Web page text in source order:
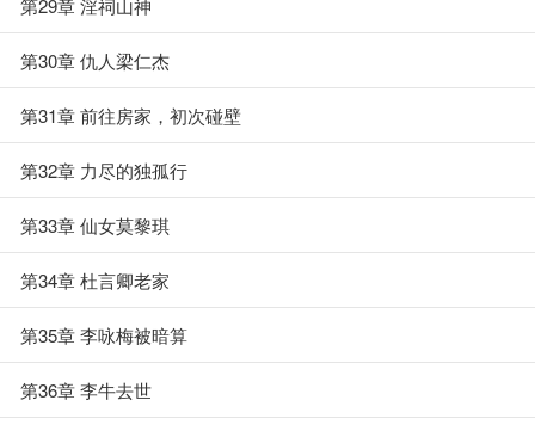
第29章 淫祠山神
第30章 仇人梁仁杰
第31章 前往房家，初次碰壁
第32章 力尽的独孤行
第33章 仙女莫黎琪
第34章 杜言卿老家
第35章 李咏梅被暗算
第36章 李牛去世